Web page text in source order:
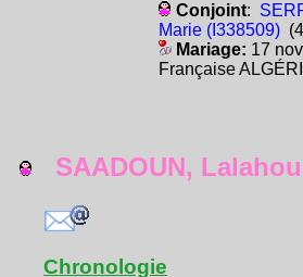
Conjoint:
Marie (I338509)(4
Mariage: 17
Française
SAADOUN,
Chronologie